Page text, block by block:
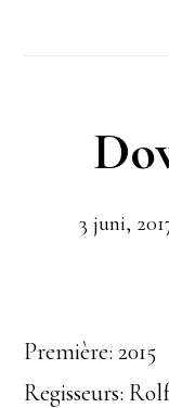
3 juni,
Première: 2015
Regisseurs: